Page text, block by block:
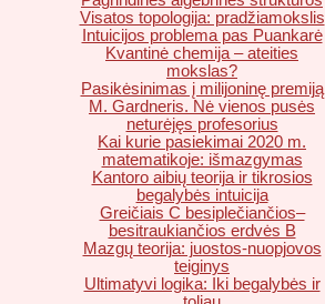
Visatos topologija: pradžiamokslis
Intuicijos problema pas Puankarė
Kvantinė chemija – ateities
mokslas?
Pasikėsinimas į milijoninę premiją
M. Gardneris. Nė vienos pusės
neturėjęs profesorius
Kai kurie pasiekimai 2020 m.
matematikoje: išmazgymas
Kantoro aibių teorija ir tikrosios
begalybės intuicija
Greičiais C besiplečiančios–
besitraukiančios erdvės B
Mazgų teorija: juostos-nuopjovos
teiginys
Ultimatyvi logika: Iki begalybės ir